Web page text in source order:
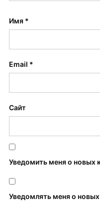
Имя *
Email *
Сайт
Уведомить меня о новых
Уведомлять меня о новых